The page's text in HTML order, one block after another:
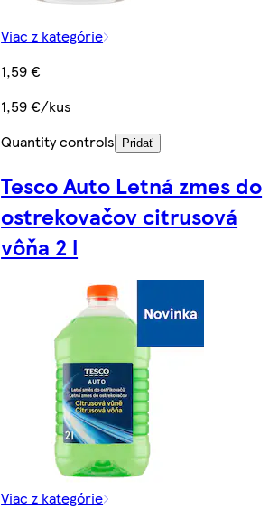
Viac z kategórie
1,59 €
1,59 €/kus
Quantity controls Pridať
Tesco Auto Letná zmes do
ostrekovačov citrusová
vôňa 2 l
Viac z kategórie